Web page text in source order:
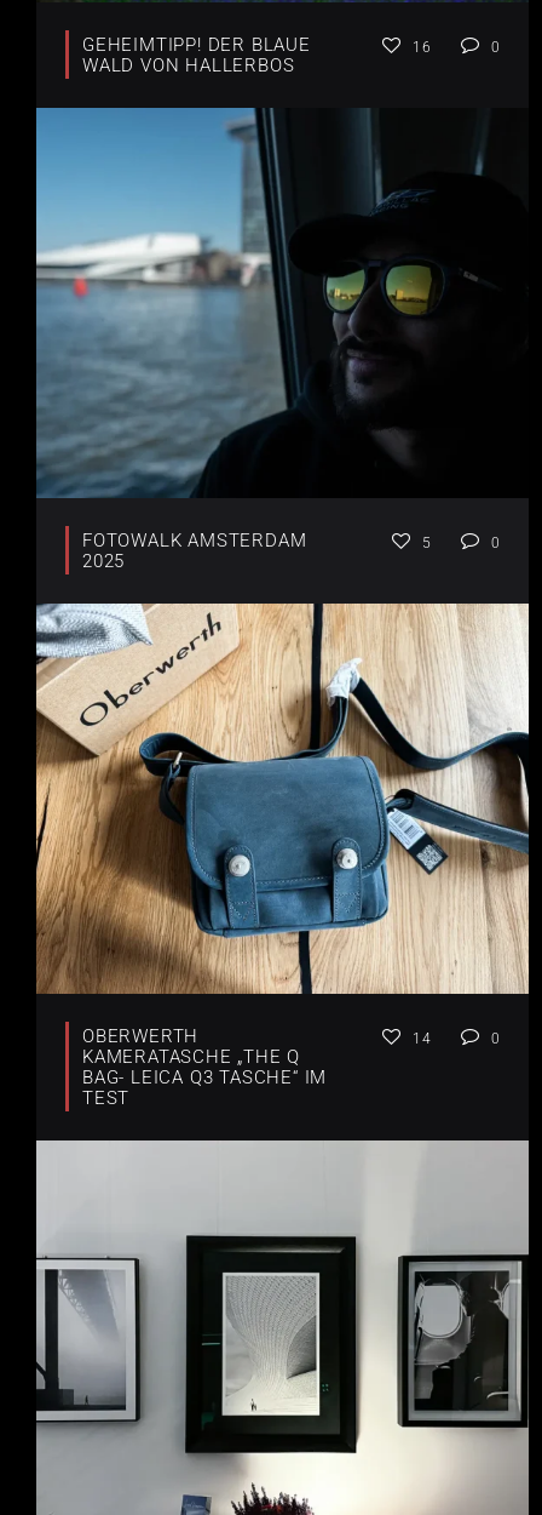
GEHEIMTIPP! DER BLAUE
WALD VON HALLERBOS
16 0
FOTOWALK AMSTERDAM
2025
5 0
OBERWERTH
KAMERATASCHE „THE Q
BAG- LEICA Q3 TASCHE“ IM
TEST
14 0